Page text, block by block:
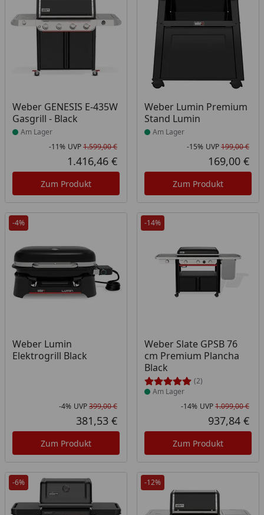
Weber GENESIS E-435W
Gasgrill - Black
Produkt am Lager
Am Lager
Rabatt in Prozent
-11%
Ursprünglicher Preis
UVP1.599,00 €
Aktueller Preis
1.416,46 €
Zum Produkt
Weber Lumin Premium
Stand Lumin
Produkt am Lager
Am Lager
-15% UVP199,00 €
169,00 €
Zum Produkt
-4%
Weber Lumin
Elektrogrill Black
Rabatt in Prozent
-4%
Ursprünglicher Preis
UVP399,00 €
Aktueller Preis
381,53 €
Zum Produkt
-14%
Weber Slate GPSB 76
cm Premium Plancha
Black
(2)
Produkt am Lager
Am Lager
-14% UVP1.099,00 €
937,84 €
Zum Produkt
-6% -12%